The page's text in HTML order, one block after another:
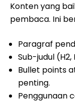
Konten yang
pembaca. Ini
Paragraf
Sub-judul
Bullet points
penting.
Penggunaan